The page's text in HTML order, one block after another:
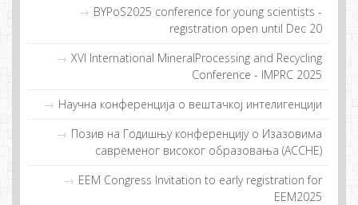
BYPoS2025 conference for young scientists -
registration open until Dec 20
XVI International MineralProcessing and Recycling
Conference - IMPRC 2025
Научна конференција о вештачкој интелигенцији
Позив на Годишњу конференцију о Изазовима
савременог високог образовања (ACCHE)
EEM Congress Invitation to early registration for
EEM2025